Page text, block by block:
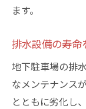
ます。
排水設備の寿命
地下駐車場の排
なメンテナンス
とともに劣化し